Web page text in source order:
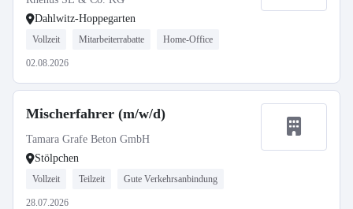
Dahlwitz-Hoppegarten
Vollzeit Mitarbeiterrabatte Home-Office
02.08.2026
Mischerfahrer (m/w/d)
Tamara Grafe Beton GmbH
Stölpchen
Vollzeit Teilzeit Gute Verkehrsanbindung
28.07.2026